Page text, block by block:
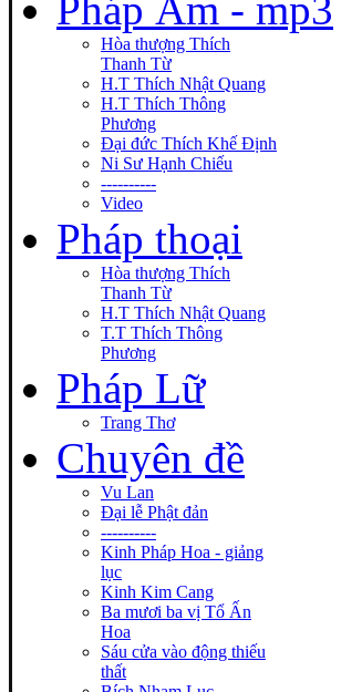
Hòa thượng Thích
Thanh Từ
H.T Thích Nhật Quang
H.T Thích Thông
Phương
Đại đức Thích Khế Định
Ni Sư Hạnh Chiếu
----------
Video
Pháp thoại
Hòa thượng Thích
Thanh Từ
H.T Thích Nhật Quang
T.T Thích Thông
Phương
Pháp Lữ
Trang Thơ
Chuyên đề
Vu Lan
Đại lễ Phật đản
----------
Kinh Pháp Hoa - giảng
lục
Kinh Kim Cang
Ba mươi ba vị Tổ Ấn
Hoa
Sáu cửa vào động thiếu
thất